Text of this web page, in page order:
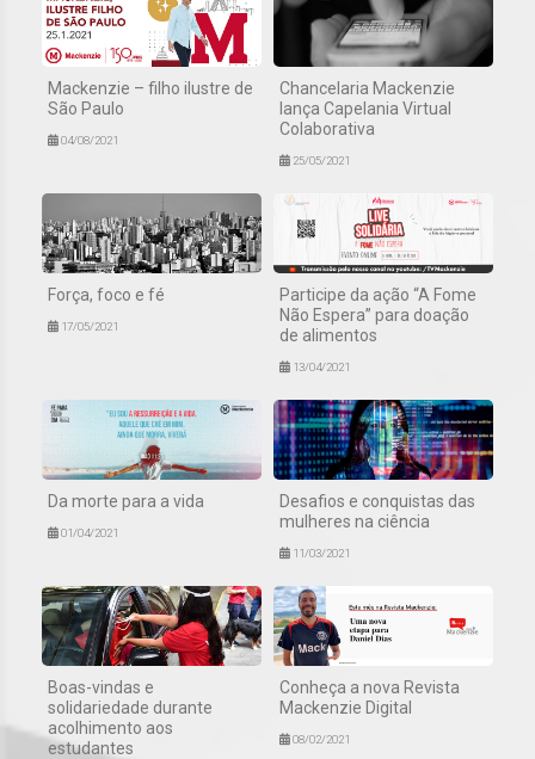
Mackenzie – filho ilustre de
São Paulo
04/08/2021
Chancelaria Mackenzie
lança Capelania Virtual
Colaborativa
25/05/2021
Força, foco e fé
17/05/2021
Participe da ação “A Fome
Não Espera” para doação
de alimentos
13/04/2021
Da morte para a vida
01/04/2021
Desafios e conquistas das
mulheres na ciência
11/03/2021
Boas-vindas e
solidariedade durante
acolhimento aos
estudantes
Conheça a nova Revista
Mackenzie Digital
08/02/2021